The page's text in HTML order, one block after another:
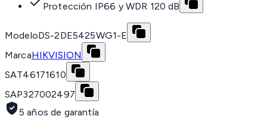
Protección IP66 y WDR 120 dB
ModeloDS-2DE5425WG1-E
MarcaHIKVISION
SAT46171610
SAP327002497
5 años de garantía